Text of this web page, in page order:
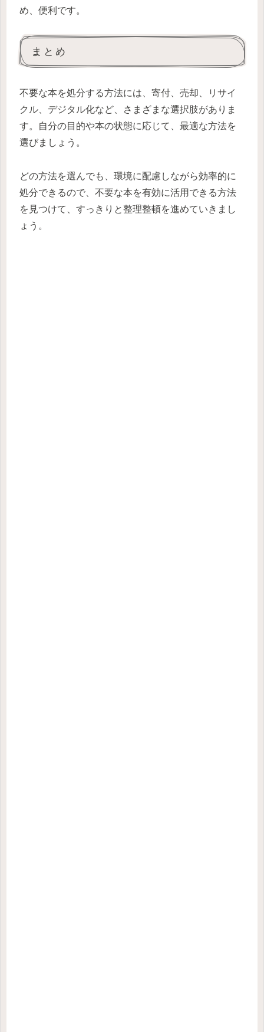
め、便利です。
まとめ
不要な本を処分する方法には、寄付、売却、リサイ
クル、デジタル化など、さまざまな選択肢がありま
す。自分の目的や本の状態に応じて、最適な方法を
選びましょう。
どの方法を選んでも、環境に配慮しながら効率的に
処分できるので、不要な本を有効に活用できる方法
を見つけて、すっきりと整理整頓を進めていきまし
ょう。